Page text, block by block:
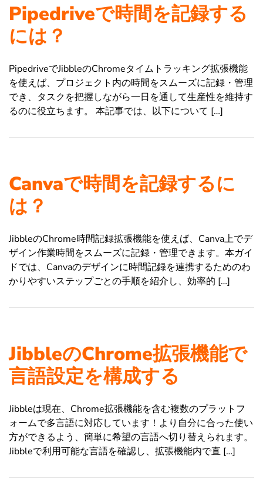
Pipedriveで時間を記録する
には？
PipedriveでJibbleのChromeタイムトラッキング拡張機能
を使えば、プロジェクト内の時間をスムーズに記録・管理
でき、タスクを把握しながら一日を通して生産性を維持す
るのに役立ちます。 本記事では、以下について […]
Canvaで時間を記録するに
は？
JibbleのChrome時間記録拡張機能を使えば、Canva上でデ
ザイン作業時間をスムーズに記録・管理できます。本ガイ
ドでは、Canvaのデザインに時間記録を連携するためのわ
かりやすいステップごとの手順を紹介し、効率的 […]
JibbleのChrome拡張機能で
言語設定を構成する
Jibbleは現在、Chrome拡張機能を含む複数のプラットフ
ォームで多言語に対応しています！より自分に合った使い
方ができるよう、簡単に希望の言語へ切り替えられます。
Jibbleで利用可能な言語を確認し、拡張機能内で直 […]